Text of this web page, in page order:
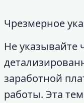
Чрезмерное
Не указывайте
заработной
работы. Эта